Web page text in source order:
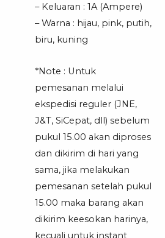
– Keluaran : 1A (Ampere)
– Warna : hijau, pink, putih,
biru, kuning
*Note : Untuk
pemesanan melalui
ekspedisi reguler (JNE,
J&T, SiCepat, dll) sebelum
pukul 15.00 akan diproses
dan dikirim di hari yang
sama, jika melakukan
pemesanan setelah pukul
15.00 maka barang akan
dikirim keesokan harinya,
kecuali untuk instant